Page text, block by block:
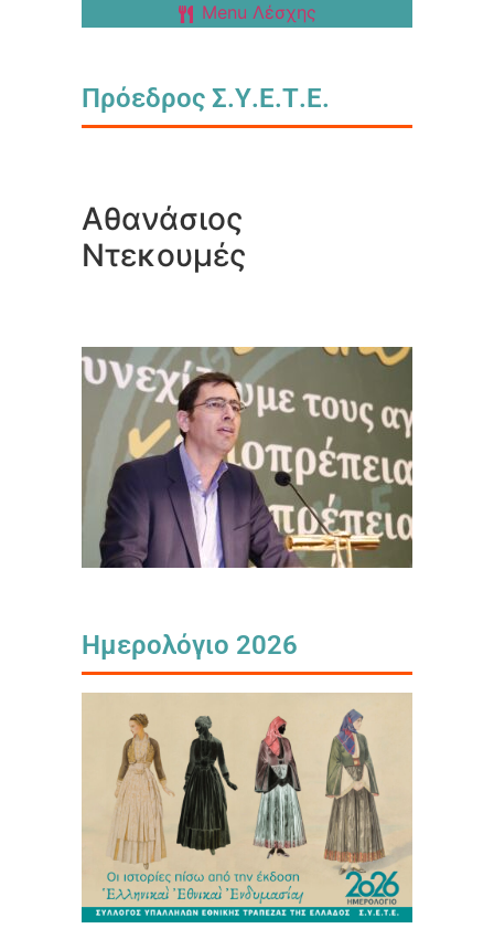
Menu Λέσχης
Πρόεδρος Σ.Υ.Ε.Τ.Ε.
Αθανάσιος
Ντεκουμές
Ημερολόγιο 2026